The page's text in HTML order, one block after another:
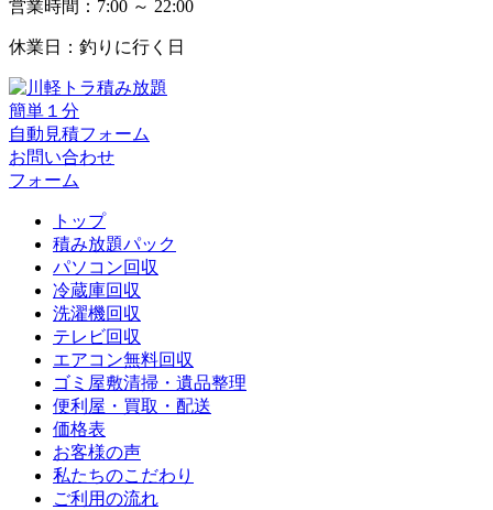
営業時間：7:00 ～ 22:00
休業日：釣りに行く日
簡単１分
自動見積フォーム
お問い合わせ
フォーム
トップ
積み放題パック
パソコン回収
冷蔵庫回収
洗濯機回収
テレビ回収
エアコン無料回収
ゴミ屋敷清掃・遺品整理
便利屋・買取・配送
価格表
お客様の声
私たちのこだわり
ご利用の流れ